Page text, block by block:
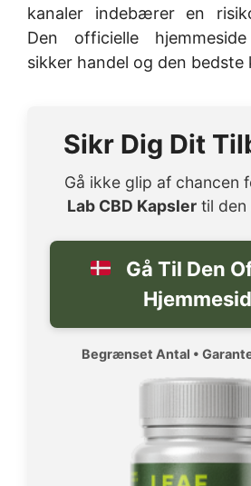
kanaler indebærer en
Den officielle
sikker handel og den bedste
Sikr Dig Dit
Gå ikke glip af chancen
Lab CBD Kapslertil den
Gå Til Den
Begrænset Antal •